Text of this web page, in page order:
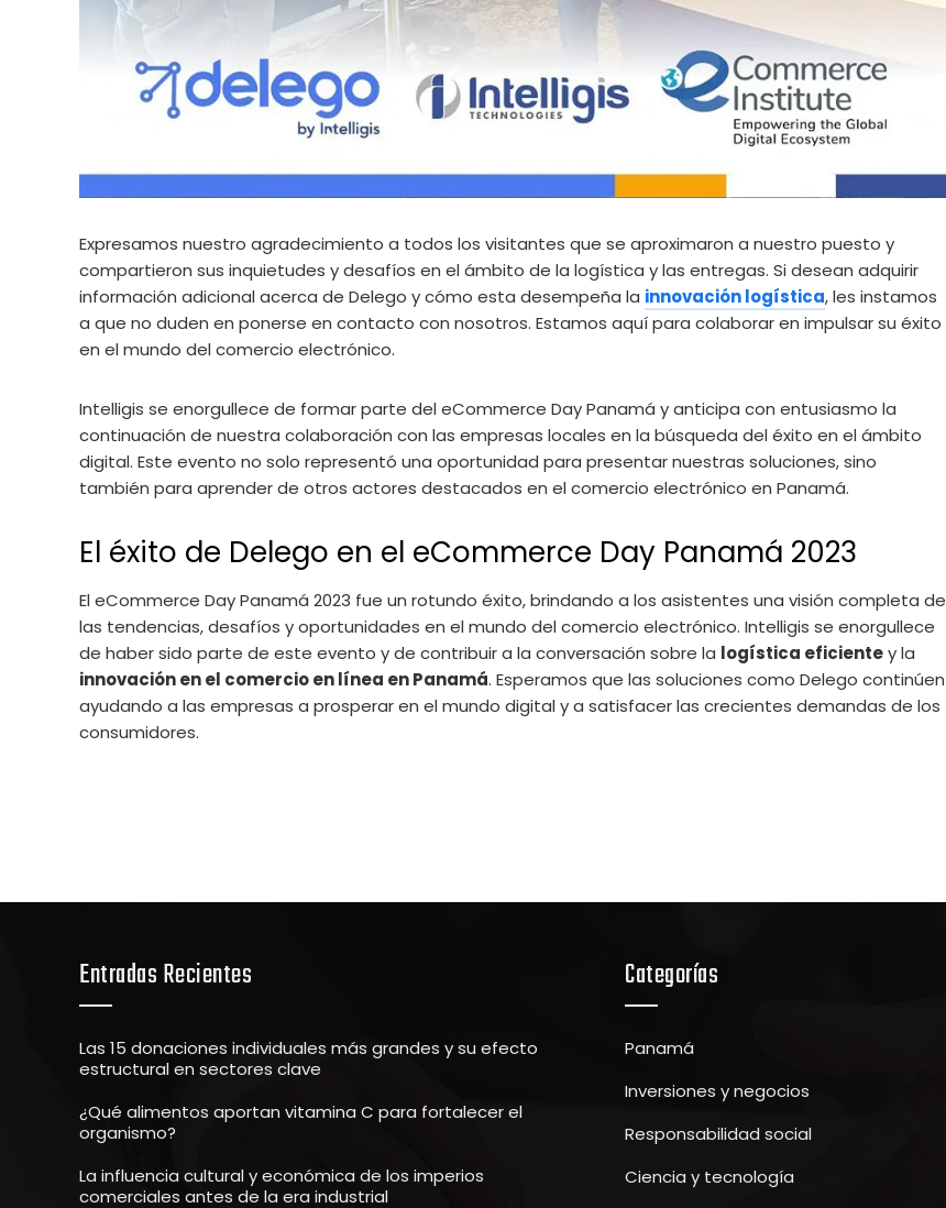
Expresamos nuestro agradecimiento a todos los visitantes que se aproximaron a nuestro puesto y
compartieron sus inquietudes y desafíos en el ámbito de la logística y las entregas. Si desean adquirir
información adicional acerca de Delego y cómo esta desempeña la innovación logística, les instamos
a que no duden en ponerse en contacto con nosotros. Estamos aquí para colaborar en impulsar su éxito
en el mundo del comercio electrónico.
Intelligis se enorgullece de formar parte del eCommerce Day Panamá y anticipa con entusiasmo la
continuación de nuestra colaboración con las empresas locales en la búsqueda del éxito en el ámbito
digital. Este evento no solo representó una oportunidad para presentar nuestras soluciones, sino
también para aprender de otros actores destacados en el comercio electrónico en Panamá.
El éxito de Delego en el eCommerce Day Panamá 2023
El eCommerce Day Panamá 2023 fue un rotundo éxito, brindando a los asistentes una visión completa de
las tendencias, desafíos y oportunidades en el mundo del comercio electrónico. Intelligis se enorgullece
de haber sido parte de este evento y de contribuir a la conversación sobre la logística eficientey la
innovación en el comercio en línea en Panamá. Esperamos que las soluciones como Delego continúen
ayudando a las empresas a prosperar en el mundo digital y a satisfacer las crecientes demandas de los
consumidores.
Entradas Recientes
Las 15 donaciones individuales más grandes y su efecto
estructural en sectores clave
¿Qué alimentos aportan vitamina C para fortalecer el
organismo?
La influencia cultural y económica de los imperios
comerciales antes de la era industrial
Categorías
Panamá
Inversiones y negocios
Responsabilidad social
Ciencia y tecnología